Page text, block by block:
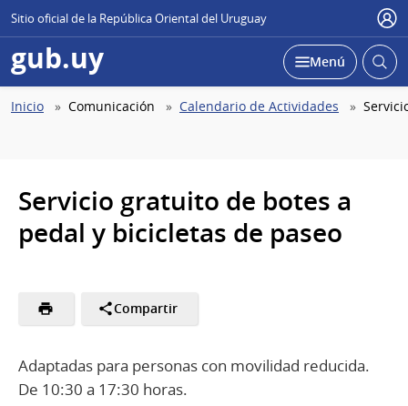
Sitio oficial de la República Oriental del Uruguay
gub.uy Abierta
Desplegar
Menú Abrir
Ruta
Inicio Comunicación Calendario de Actividades
Servicio gratuito de botes a
pedal y bicicletas de paseo
Compartir
Adaptadas para personas con movilidad reducida.
De 10:30 a 17:30 horas.